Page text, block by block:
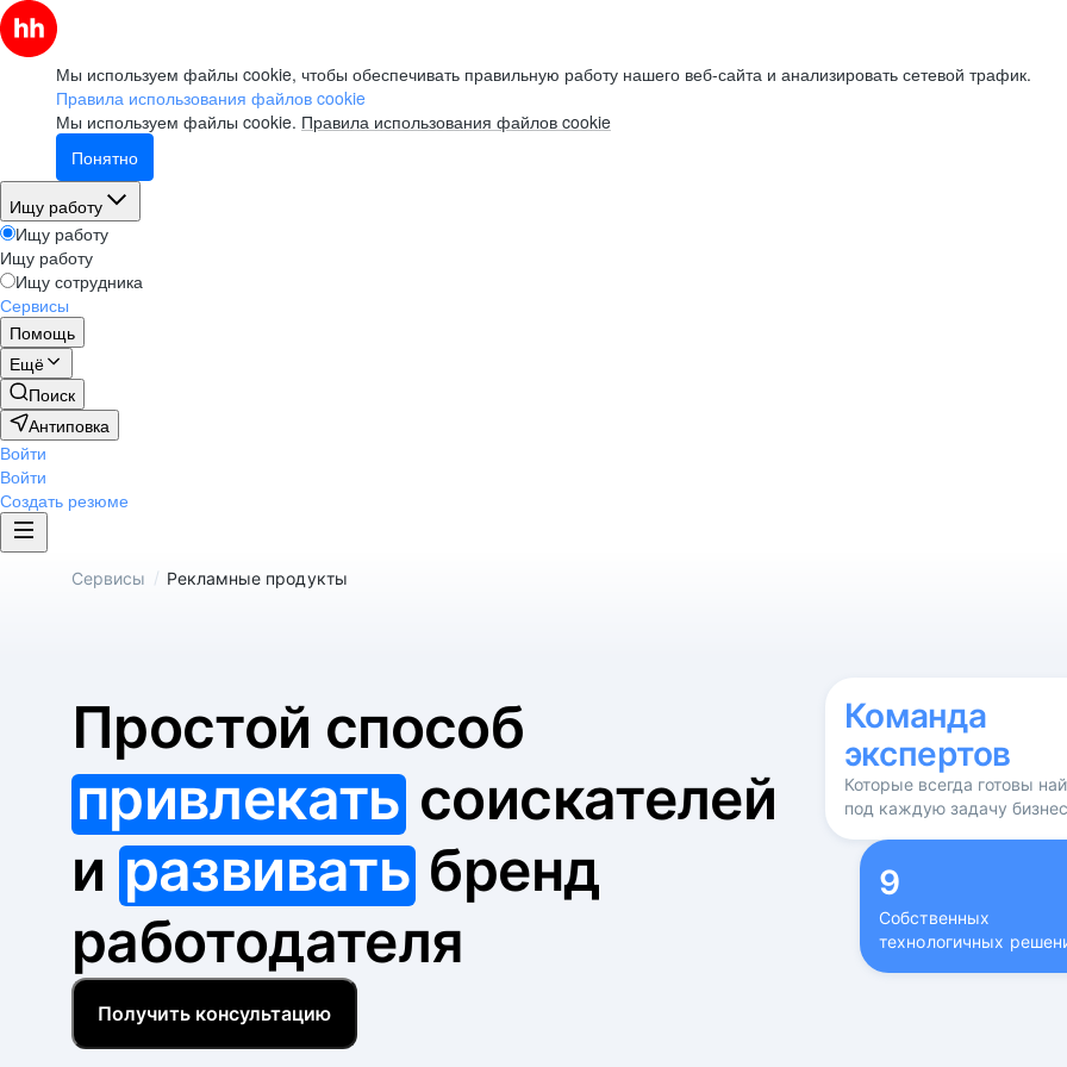
Мы используем файлы cookie, чтобы обеспечивать правильную работу нашего веб-сайта и анализировать сетевой трафик.
Правила использования файлов cookie
Мы используем файлы cookie. Правила использования файлов cookie
Понятно
Ищу работу
Ищу работу
Ищу работу
Ищу сотрудника
Сервисы
Помощь
Ещё
Поиск
Антиповка
Войти
Войти
Создать резюме
Сервисы / Рекламные продукты
Простой способ
привлекатьсоискателей
и развивать бренд
работодателя
Получить консультацию
Команда
экспертов
Которые всегда готовы
под каждую задачу
9
Собственных
технологичных